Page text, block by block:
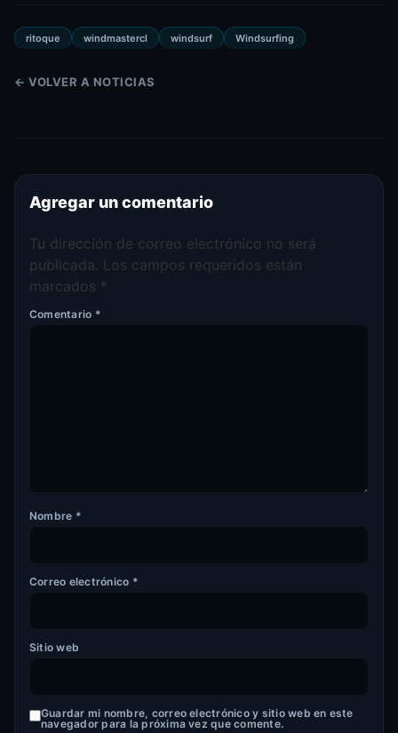
ritoque windmastercl windsurf Windsurfing
← VOLVER A NOTICIAS
Agregar un comentario
Tu dirección de correo electrónico no será
publicada. Los campos requeridos están
marcados *
Comentario *
Nombre *
Correo electrónico *
Sitio web
Guardar mi nombre, correo electrónico y sitio web en este
navegador para la próxima vez que comente.